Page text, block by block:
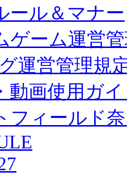
ール＆マナー
ゲーム運営
運営管理規
動画使用ガ
フィールド